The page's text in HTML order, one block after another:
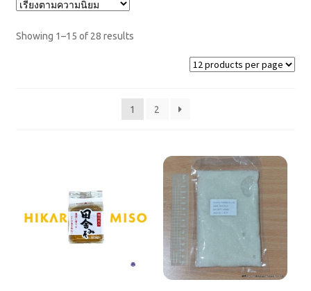
ข้าว
ขนมหวาน
สินค้าของ SARAYA
☆โปรโมชั่น
☆ถูก! ไม่เกิน100฿
Showing 1–15 of 28 results
1 2